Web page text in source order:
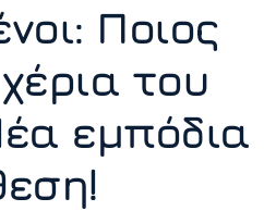
Ποιος
του
εμπόδια